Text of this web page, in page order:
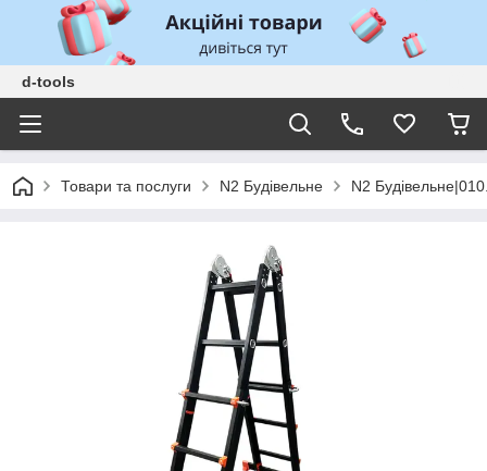
d-tools
Товари та послуги N2 Будівельне N2